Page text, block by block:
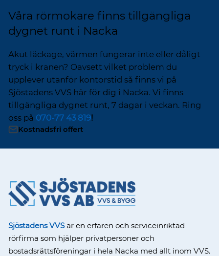
Våra rörmokare finns tillgängliga
dygnet runt i Nacka
Akut läckage, värmen fungerar inte eller dåligt
tryck i kranen? Oavsett vilket problem du
upplever utanför kontorstid så finns vi på
Sjöstadens VVS här för dig i Nacka. Vi finns
tillgängliga dygnet runt, 7 dagar i veckan. Ring
oss på 070-77 43 819!
Kostnadsfri offert
Sjöstadens VVS är en erfaren och serviceinriktad
rörfirma som hjälper privatpersoner och
bostadsrättsföreningar i hela Nacka med allt inom VVS.